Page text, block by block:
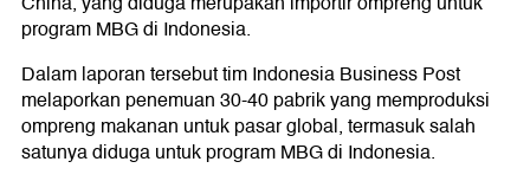
program MBG di Indonesia.
Dalam laporan tersebut tim Indonesia Business Post
melaporkan penemuan 30-40 pabrik yang memproduksi
ompreng makanan untuk pasar global, termasuk salah
satunya diduga untuk program MBG di Indonesia.